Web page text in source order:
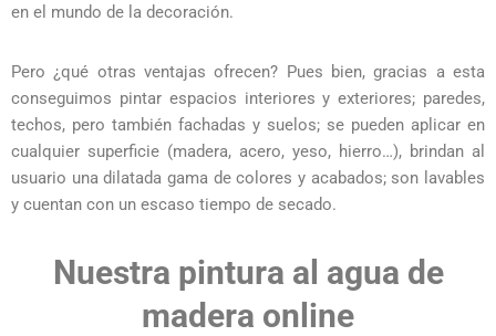
en el mundo de la decoración.
Pero ¿qué otras ventajas ofrecen? Pues bien, gracias a esta
conseguimos pintar espacios interiores y exteriores; paredes,
techos, pero también fachadas y suelos; se pueden aplicar en
cualquier superficie (madera, acero, yeso, hierro…), brindan al
usuario una dilatada gama de colores y acabados; son lavables
y cuentan con un escaso tiempo de secado.
Nuestra pintura al agua de
madera online